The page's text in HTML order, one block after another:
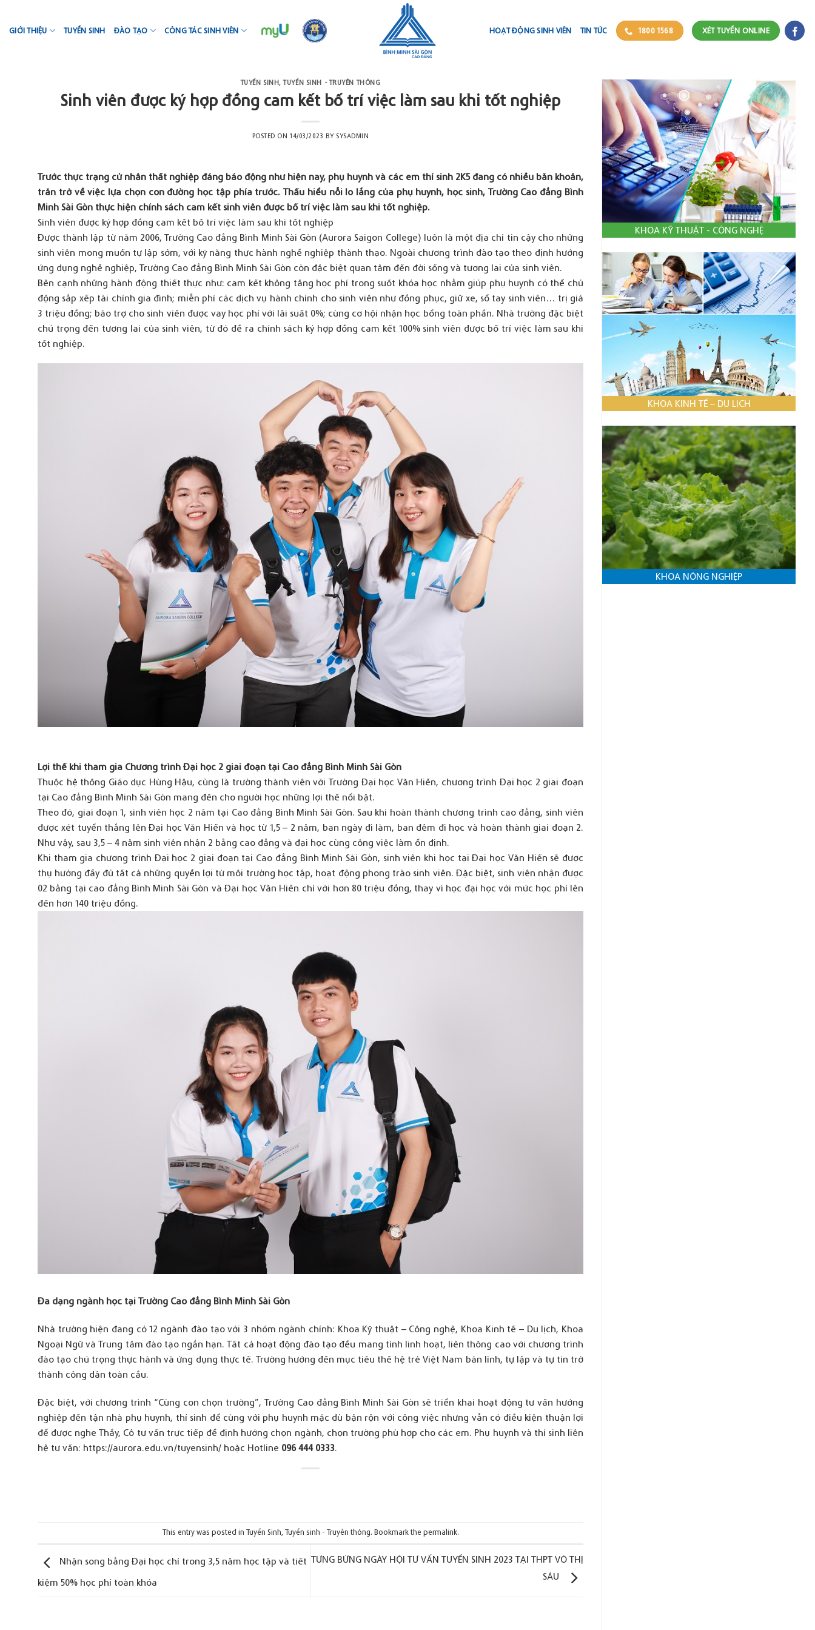
content
GIỚI THIỆU TUYỂN SINH ĐÀO TẠO CÔNG TÁC SINH VIÊN HOẠT ĐỘNG SINH VIÊN TIN TỨC 1800 1568 XÉT TUYỂN ONLINE
TUYỂN SINH,TUYỂN SINH - TRUYỀN THÔNG
Sinh viên được ký hợp đồng cam kết bố trí việc làm sau khi tốt nghiệp
POSTED ON14/03/2023 BY SYSADMIN
Trước thực trạng cử nhân thất nghiệp đáng báo động như hiện nay, phụ huynh và các em thí sinh 2K5 đang có nhiều băn khoăn,
trăn trở về việc lựa chọn con đường học tập phía trước. Thấu hiểu nỗi lo lắng của phụ huynh, học sinh, Trường Cao đẳng Bình
Minh Sài Gòn thực hiện chính sách cam kết sinh viên được bố trí việc làm sau khi tốt nghiệp.
Sinh viên được ký hợp đồng cam kết bố trí việc làm sau khi tốt nghiệp
Được thành lập từ năm 2006, Trường Cao đẳng Bình Minh Sài Gòn (Aurora Saigon College) luôn là một địa chỉ tin cậy cho những
sinh viên mong muốn tự lập sớm, với kỹ năng thực hành nghề nghiệp thành thạo. Ngoài chương trình đào tạo theo định hướng
ứng dụng nghề nghiệp, Trường Cao đẳng Bình Minh Sài Gòn còn đặc biệt quan tâm đến đời sống và tương lai của sinh viên.
Bên cạnh những hành động thiết thực như: cam kết không tăng học phí trong suốt khóa học nhằm giúp phụ huynh có thể chủ
động sắp xếp tài chính gia đình; miễn phí các dịch vụ hành chính cho sinh viên như đồng phục, giữ xe, sổ tay sinh viên… trị giá
3 triệu đồng; bảo trợ cho sinh viên được vay học phí với lãi suất 0%; cùng cơ hội nhận học bổng toàn phần. Nhà trường đặc biệt
chú trọng đến tương lai của sinh viên, từ đó đề ra chính sách ký hợp đồng cam kết 100% sinh viên được bố trí việc làm sau khi
tốt nghiệp.
Lợi thế khi tham gia Chương trình Đại học 2 giai đoạn tại Cao đẳng Bình Minh Sài Gòn
Thuộc hệ thống Giáo dục Hùng Hậu, cùng là trường thành viên với Trường Đại học Văn Hiến, chương trình Đại học 2 giai đoạn
tại Cao đẳng Bình Minh Sài Gòn mang đến cho người học những lợi thế nổi bật.
Theo đó, giai đoạn 1, sinh viên học 2 năm tại Cao đẳng Bình Minh Sài Gòn. Sau khi hoàn thành chương trình cao đẳng, sinh viên
được xét tuyển thẳng lên Đại học Văn Hiến và học từ 1,5 – 2 năm, ban ngày đi làm, ban đêm đi học và hoàn thành giai đoạn 2.
Như vậy, sau 3,5 – 4 năm sinh viên nhận 2 bằng cao đẳng và đại học cùng công việc làm ổn định.
Khi tham gia chương trình Đại học 2 giai đoạn tại Cao đẳng Bình Minh Sài Gòn, sinh viên khi học tại Đại học Văn Hiến sẽ được
thụ hưởng đầy đủ tất cả những quyền lợi từ môi trường học tập, hoạt động phong trào sinh viên. Đặc biệt, sinh viên nhận được
02 bằng tại cao đẳng Bình Minh Sài Gòn và Đại học Văn Hiến chỉ với hơn 80 triệu đồng, thay vì học đại học với mức học phí lên
đến hơn 140 triệu đồng.
Đa dạng ngành học tại Trường Cao đẳng Bình Minh Sài Gòn
Nhà trường hiện đang có 12 ngành đào tạo với 3 nhóm ngành chính: Khoa Kỹ thuật – Công nghệ, Khoa Kinh tế – Du lịch, Khoa
Ngoại Ngữ và Trung tâm đào tạo ngắn hạn. Tất cả hoạt động đào tạo đều mang tính linh hoạt, liên thông cao với chương trình
đào tạo chú trọng thực hành và ứng dụng thực tế. Trường hướng đến mục tiêu thế hệ trẻ Việt Nam bản lĩnh, tự lập và tự tin trở
thành công dân toàn cầu.
Đặc biệt, với chương trình “Cùng con chọn trường”, Trường Cao đẳng Bình Minh Sài Gòn sẽ triển khai hoạt động tư vấn hướng
nghiệp đến tận nhà phụ huynh, thí sinh để cùng với phụ huynh mặc dù bận rộn với công việc nhưng vẫn có điều kiện thuận lợi
để được nghe Thầy, Cô tư vấn trực tiếp để định hướng chọn ngành, chọn trường phù hợp cho các em. Phụ huynh và thí sinh liên
hệ tư vấn: https://aurora.edu.vn/tuyensinh/ hoặc Hotline 096 444 0333.
This entry was posted in Tuyển Sinh, Tuyển sinh - Truyền thông. Bookmark the permalink.
Nhận song bằng Đại học chỉ trong 3,5 năm học tập và tiết
kiệm 50% học phí toàn khóa
TƯNG BỪNG NGÀY HỘI TƯ VẤN TUYỂN SINH 2023 TẠI THPT VÕ THỊ
SÁU
KHOA KỸ THUẬT - CÔNG NGHỆ
KHOA KINH TẾ – DU LỊCH
KHOA NÔNG NGHIỆP